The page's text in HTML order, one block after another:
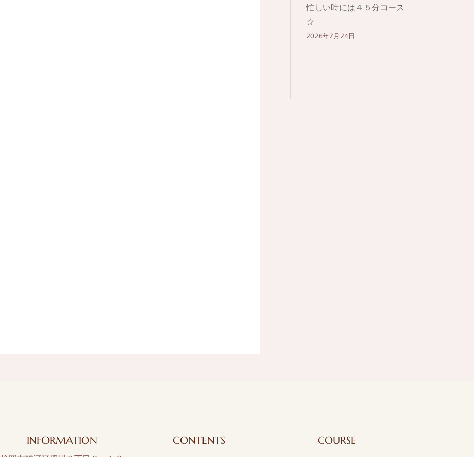
忙しい時には４５分コース
☆
2026年7月24日
INFORMATION CONTENTS COURSE